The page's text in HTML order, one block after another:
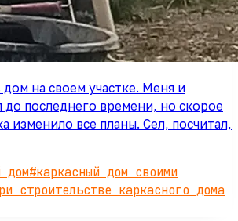
на своем участке. Меня и
до последнего времени, но скорое
изменило все планы. Сел, посчитал,
дом#каркасный дом своими
строительстве каркасного дома